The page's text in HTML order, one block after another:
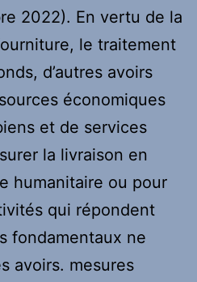
2022). En vertu de la
le traitement
d’autres avoirs
économiques
et de services
la livraison en
humanitaire ou pour
qui répondent
fondamentaux ne
avoirs. mesures